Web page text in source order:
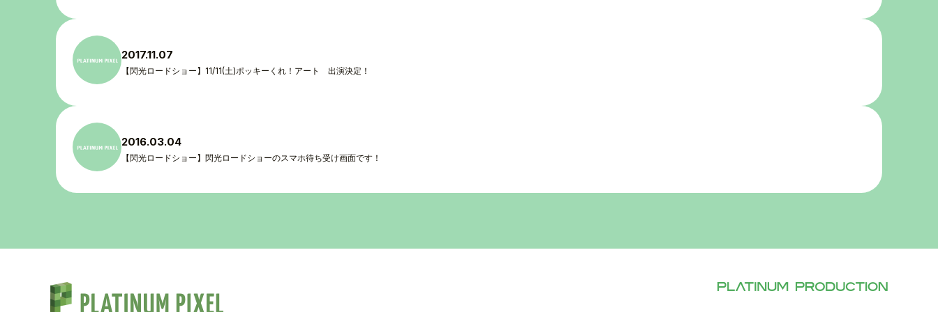
TALENT
SCHEDULE
MOVIE
AUDITION
RECRUIT
COMPANY
PIXEL SHOP
2017.11.07
【閃光ロードショー】11/11(土)ポッキーくれ！アート 出演決定！
2016.03.04
【閃光ロードショー】閃光ロードショーのスマホ待ち受け画面です！